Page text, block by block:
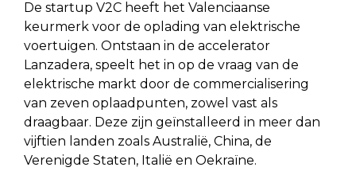
De startup V2C heeft het Valenciaanse
keurmerk voor de oplading van elektrische
voertuigen. Ontstaan in de accelerator
Lanzadera, speelt het in op de vraag van de
elektrische markt door de commercialisering
van zeven oplaadpunten, zowel vast als
draagbaar. Deze zijn geïnstalleerd in meer dan
vijftien landen zoals Australië, China, de
Verenigde Staten, Italië en Oekraïne.